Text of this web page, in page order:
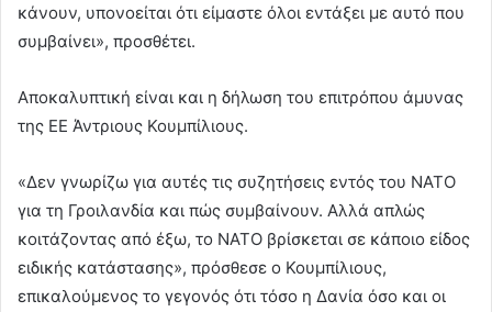
κάνουν, υπονοείται ότι είμαστε όλοι εντάξει με αυτό που
συμβαίνει», προσθέτει.
Αποκαλυπτική είναι και η δήλωση του επιτρόπου άμυνας
της ΕΕ Άντριους Κουμπίλιους.
«Δεν γνωρίζω για αυτές τις συζητήσεις εντός του ΝΑΤΟ
για τη Γροιλανδία και πώς συμβαίνουν. Αλλά απλώς
κοιτάζοντας από έξω, το ΝΑΤΟ βρίσκεται σε κάποιο είδος
ειδικής κατάστασης», πρόσθεσε ο Κουμπίλιους,
επικαλούμενος το γεγονός ότι τόσο η Δανία όσο και οι